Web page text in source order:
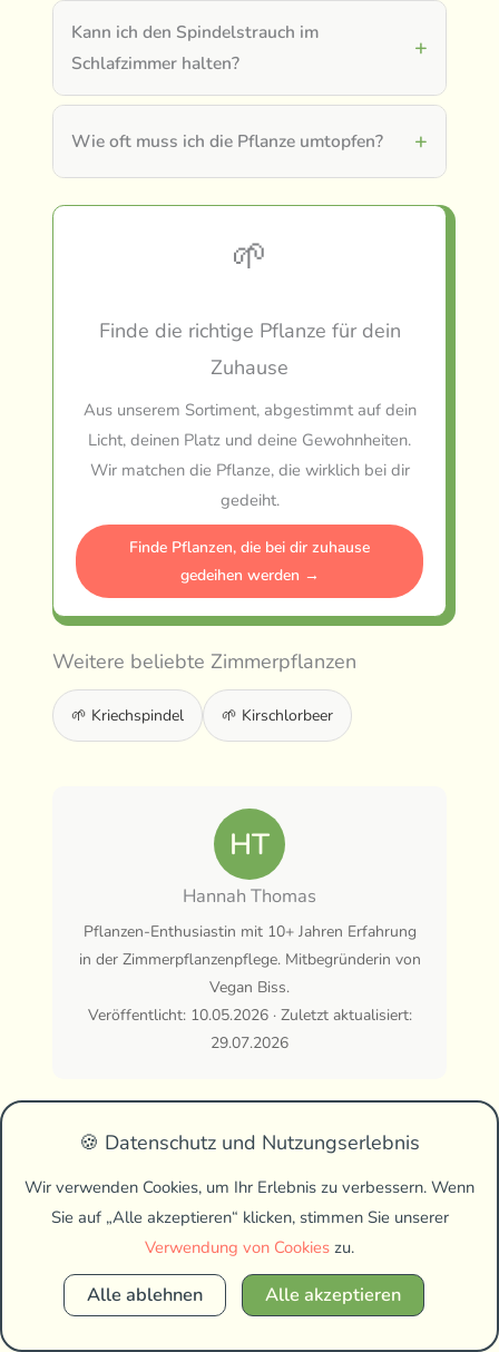
🍪 Datenschutz und Nutzungserlebnis
Wir verwenden Cookies, um Ihr Erlebnis zu verbessern. Wenn
Sie auf „Alle akzeptieren“ klicken, stimmen Sie unserer
Verwendung von Cookies zu.
Alle ablehnen Alle akzeptieren
Kann ich den Spindelstrauch im
Schlafzimmer halten?
Wie oft muss ich die Pflanze umtopfen?
🌱
Finde die richtige Pflanze für dein
Zuhause
Aus unserem Sortiment, abgestimmt auf dein
Licht, deinen Platz und deine Gewohnheiten.
Wir matchen die Pflanze, die wirklich bei dir
gedeiht.
Finde Pflanzen, die bei dir zuhause
gedeihen werden →
Weitere beliebte Zimmerpflanzen
🌱 Kriechspindel 🌱 Kirschlorbeer
HT
Hannah Thomas
Pflanzen-Enthusiastin mit 10+ Jahren Erfahrung
in der Zimmerpflanzenpflege. Mitbegründerin von
Vegan Biss.
Veröffentlicht: 10.05.2026 · Zuletzt aktualisiert:
29.07.2026
Teilen: